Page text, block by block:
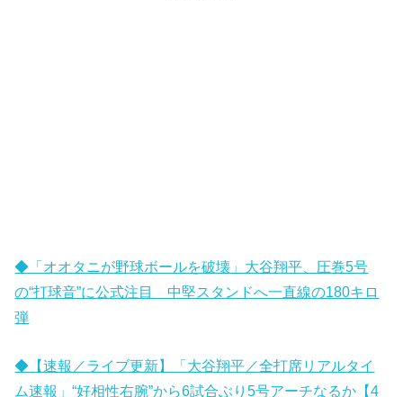
◆「オオタニが野球ボールを破壊」大谷翔平、圧巻5号
の“打球音”に公式注目 中堅スタンドへ一直線の180キロ
弾
◆【速報／ライブ更新】「大谷翔平／全打席リアルタイ
ム速報」“好相性右腕”から6試合ぶり5号アーチなるか【4